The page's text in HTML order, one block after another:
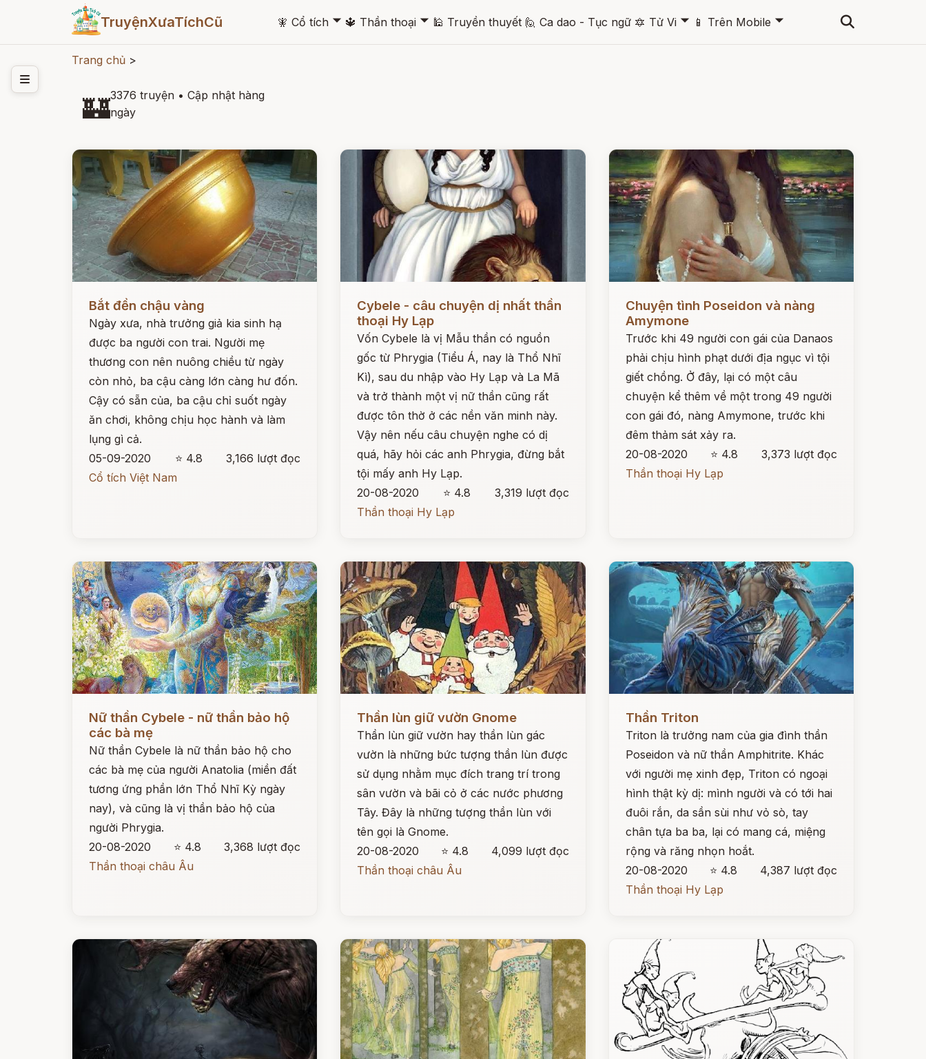
TruyệnXưaTíchCũ 🧚 Cổ tích 🞃 🔱 Thần thoại 🞃 🕌 Truyền thuyết 🙋 Ca dao - Tục ngữ 🔯 Tử Vi 🞃 📱 Trên Mobile 🞃
Trang chủ >
🏰3376 truyện • Cập nhật hàng
ngày
Đọc ngay
Bắt đền chậu vàng
Ngày xưa, nhà trưởng giả kia sinh hạ
được ba người con trai. Người mẹ
thương con nên nuông chiều từ ngày
còn nhỏ, ba cậu càng lớn càng hư đốn.
Cậy có sẵn của, ba cậu chỉ suốt ngày
ăn chơi, không chịu học hành và làm
lụng gì cả.
05-09-2020
⭐ 4.8
3,166 lượt đọc
Cổ tích Việt Nam
Cybele - câu chuyện dị nhất thần
thoại Hy Lạp
Vốn Cybele là vị Mẫu thần có nguồn
gốc từ Phrygia (Tiểu Á, nay là Thổ Nhĩ
Kì), sau du nhập vào Hy Lạp và La Mã
và trở thành một vị nữ thần cũng rất
được tôn thờ ở các nền văn minh này.
Vậy nên nếu câu chuyện nghe có dị
quá, hãy hỏi các anh Phrygia, đừng bắt
tội mấy anh Hy Lạp.
20-08-2020
⭐ 4.8
3,319 lượt đọc
Thần thoại Hy Lạp
Chuyện tình Poseidon và nàng
Amymone
Trước khi 49 người con gái của Danaos
phải chịu hình phạt dưới địa ngục vì tội
giết chồng. Ở đây, lại có một câu
chuyện kể thêm về một trong 49 người
con gái đó, nàng Amymone, trước khi
đêm thảm sát xảy ra.
20-08-2020
⭐ 4.8
3,373 lượt đọc
Thần thoại Hy Lạp
Nữ thần Cybele - nữ thần bảo hộ
các bà mẹ
Nữ thần Cybele là nữ thần bảo hộ cho
các bà mẹ của người Anatolia (miền đất
tương ứng phần lớn Thổ Nhĩ Kỳ ngày
nay), và cũng là vị thần bảo hộ của
người Phrygia.
20-08-2020
⭐ 4.8
3,368 lượt đọc
Thần thoại châu Âu
Đọc ngay
Thần lùn giữ vườn Gnome
Thần lùn giữ vườn hay thần lùn gác
vườn là những bức tượng thần lùn được
sử dụng nhằm mục đích trang trí trong
sân vườn và bãi cỏ ở các nước phương
Tây. Đây là những tượng thần lùn với
tên gọi là Gnome.
20-08-2020
⭐ 4.8
4,099 lượt đọc
Thần thoại châu Âu
Đọc ngay
Thần Triton
Triton là trưởng nam của gia đình thần
Poseidon và nữ thần Amphitrite. Khác
với người mẹ xinh đẹp, Triton có ngoại
hình thật kỳ dị: mình người và có tới hai
đuôi rắn, da sần sùi như vỏ sò, tay
chân tựa ba ba, lại có mang cá, miệng
rộng và răng nhọn hoắt.
20-08-2020
⭐ 4.8
4,387 lượt đọc
Thần thoại Hy Lạp